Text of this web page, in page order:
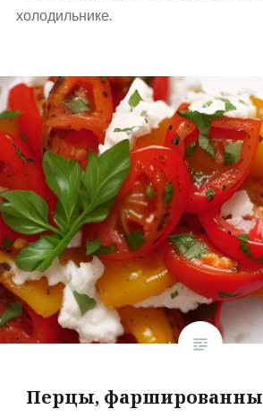
холодильнике.
Перцы,